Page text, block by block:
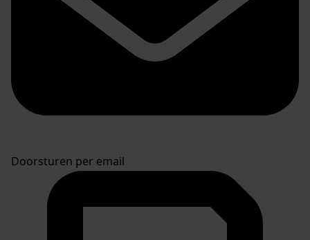
Doorsturen per email